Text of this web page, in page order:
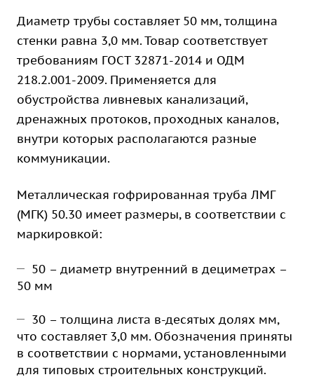
Диаметр трубы составляет 50 мм, толщина
стенки равна 3,0 мм. Товар соответствует
требованиям ГОСТ 32871-2014 и ОДМ
218.2.001-2009. Применяется для
обустройства ливневых канализаций,
дренажных протоков, проходных каналов,
внутри которых располагаются разные
коммуникации.
Металлическая гофрированная труба ЛМГ
(МГК) 50.30 имеет размеры, в соответствии с
маркировкой:
50 – диаметр внутренний в дециметрах –
50 мм
30 – толщина листа в-десятых долях мм,
что составляет 3,0 мм. Обозначения приняты
в соответствии с нормами, установленными
для типовых строительных конструкций.